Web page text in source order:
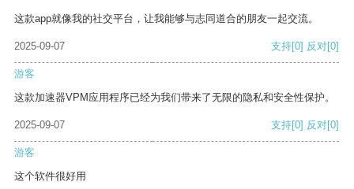
这款app就像我的社交平台，让我能够与志同道合的朋友一起交流。
2025-09-07 支持[0] 反对[0]
游客
这款加速器VPM应用程序已经为我们带来了无限的隐私和安全性保护。
2025-09-07 支持[0] 反对[0]
游客
这个软件很好用